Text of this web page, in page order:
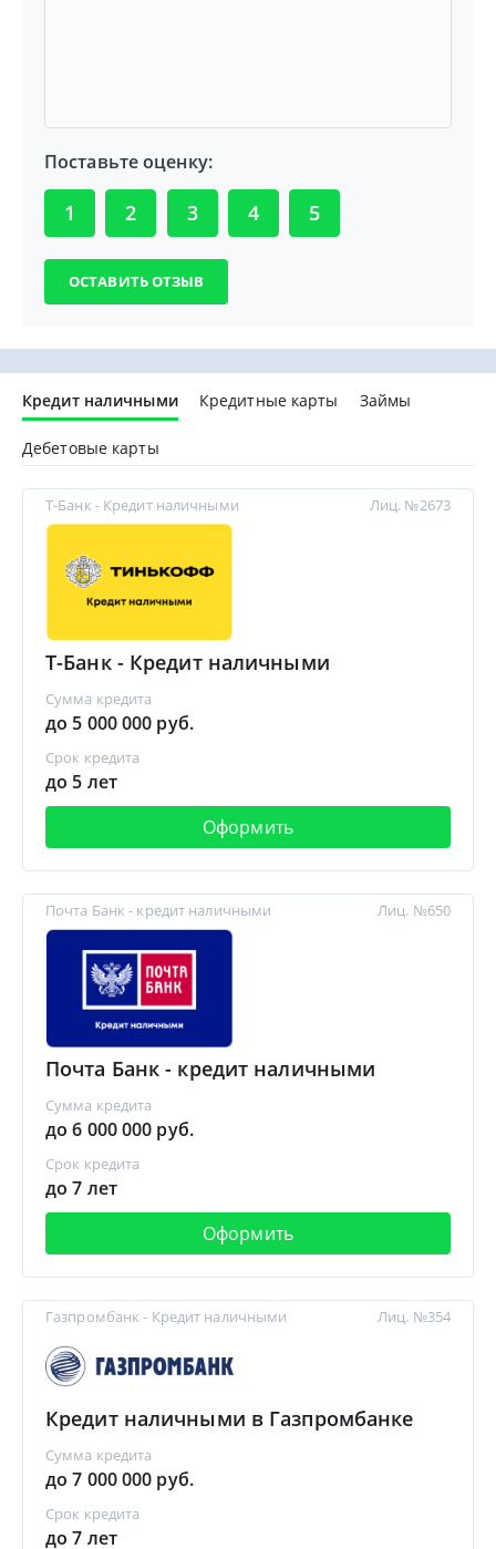
Поставьте оценку:
1 2 3 4 5
Кредит наличными Кредитные карты Займы
Дебетовые карты
Т-Банк - Кредит наличными
Т-Банк - Кредит наличными
Сумма кредита
до 5 000 000 руб.
Срок кредита
до 5 лет
Оформить
Лиц. №2673
Почта Банк - кредит наличными
Почта Банк - кредит наличными
Сумма кредита
до 6 000 000 руб.
Срок кредита
до 7 лет
Оформить
Лиц. №650
Газпромбанк - Кредит наличными
Кредит наличными в Газпромбанке
Сумма кредита
до 7 000 000 руб.
Срок кредита
до 7 лет
Лиц. №354